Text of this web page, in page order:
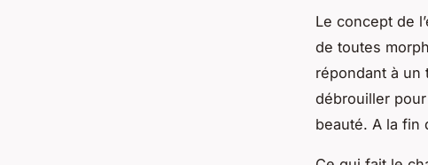
Le concept de
de toutes
répondant à un
débrouiller
beauté. A la fin